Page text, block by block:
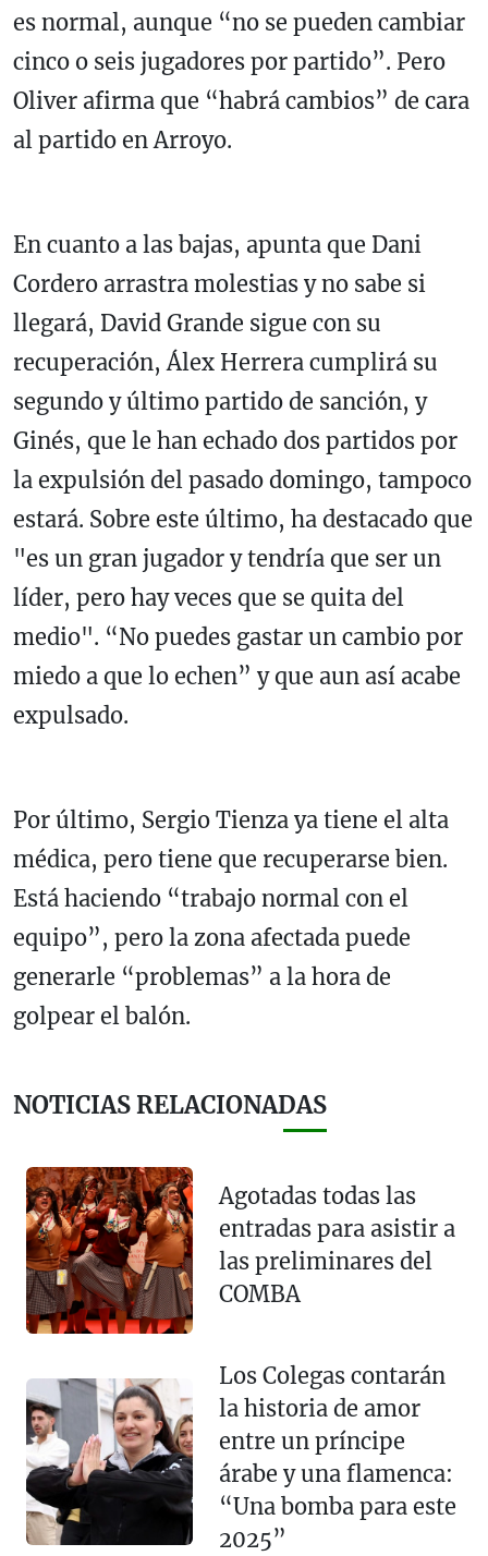
es normal, aunque “no se pueden cambiar
cinco o seis jugadores por partido”. Pero
Oliver afirma que “habrá cambios” de cara
al partido en Arroyo.
En cuanto a las bajas, apunta que Dani
Cordero arrastra molestias y no sabe si
llegará, David Grande sigue con su
recuperación, Álex Herrera cumplirá su
segundo y último partido de sanción, y
Ginés, que le han echado dos partidos por
la expulsión del pasado domingo, tampoco
estará. Sobre este último, ha destacado que
"es un gran jugador y tendría que ser un
líder, pero hay veces que se quita del
medio". “No puedes gastar un cambio por
miedo a que lo echen” y que aun así acabe
expulsado.
Por último, Sergio Tienza ya tiene el alta
médica, pero tiene que recuperarse bien.
Está haciendo “trabajo normal con el
equipo”, pero la zona afectada puede
generarle “problemas” a la hora de
golpear el balón.
NOTICIAS RELACIONADAS
Agotadas todas las
entradas para asistir a
las preliminares del
COMBA
Los Colegas contarán
la historia de amor
entre un príncipe
árabe y una flamenca:
“Una bomba para este
2025”